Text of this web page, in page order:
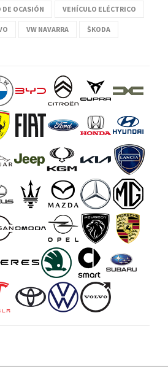
DE OCASIÓN VEHÍCULO ELÉCTRICO
VW NAVARRA ŠKODA